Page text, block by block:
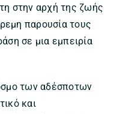
στην αρχή της ζωής
παρουσία τους
σε μια εμπειρία
των αδέσποτων
και